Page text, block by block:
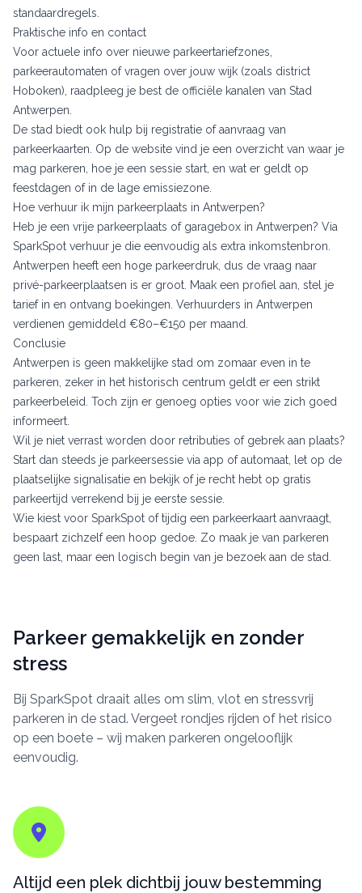
standaardregels.
Praktische info en contact
Voor actuele info over nieuwe parkeertariefzones,
parkeerautomaten of vragen over jouw wijk (zoals district
Hoboken), raadpleeg je best de officiële kanalen van Stad
Antwerpen.
De stad biedt ook hulp bij registratie of aanvraag van
parkeerkaarten. Op de website vind je een overzicht van waar je
mag parkeren, hoe je een sessie start, en wat er geldt op
feestdagen of in de lage emissiezone.
Hoe verhuur ik mijn parkeerplaats in Antwerpen?
Heb je een vrije parkeerplaats of garagebox in Antwerpen? Via
SparkSpot verhuur je die eenvoudig als extra inkomstenbron.
Antwerpen heeft een hoge parkeerdruk, dus de vraag naar
privé-parkeerplaatsen is er groot. Maak een profiel aan, stel je
tarief in en ontvang boekingen. Verhuurders in Antwerpen
verdienen gemiddeld €80–€150 per maand.
Conclusie
Antwerpen is geen makkelijke stad om zomaar even in te
parkeren, zeker in het historisch centrum geldt er een strikt
parkeerbeleid. Toch zijn er genoeg opties voor wie zich goed
informeert.
Wil je niet verrast worden door retributies of gebrek aan plaats?
Start dan steeds je parkeersessie via app of automaat, let op de
plaatselijke signalisatie en bekijk of je recht hebt op gratis
parkeertijd verrekend bij je eerste sessie.
Wie kiest voor SparkSpot of tijdig een parkeerkaart aanvraagt,
bespaart zichzelf een hoop gedoe. Zo maak je van parkeren
geen last, maar een logisch begin van je bezoek aan de stad.
Parkeer gemakkelijk en zonder
stress
Bij SparkSpot draait alles om slim, vlot en stressvrij
parkeren in de stad. Vergeet rondjes rijden of het risico
op een boete – wij maken parkeren ongelooflijk
eenvoudig.
Altijd een plek dichtbij jouw bestemming